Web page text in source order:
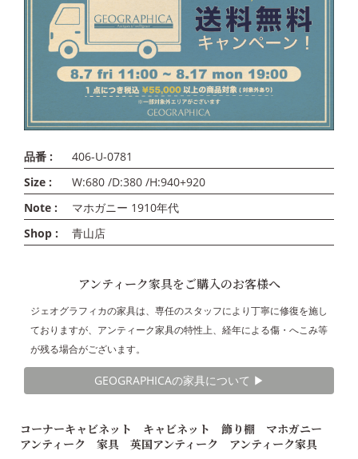
品番 :
406-U-0781
Size :
W:680 /D:380 /H:940+920
Note :
マホガニー 1910年代
Shop :
青山店
アンティーク家具をご購入のお客様へ
ジェオグラフィカの家具は、専任のスタッフにより丁寧に修復を施し
ておりますが、アンティーク家具の特性上、経年による傷・へこみ等
が残る場合がございます。
GEOGRAPHICAの家具について ▶︎
コーナーキャビネット キャビネット 飾り棚 マホガニー
アンティーク 家具 英国アンティーク アンティーク家具